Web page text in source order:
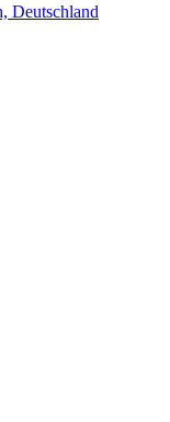
Deutschland